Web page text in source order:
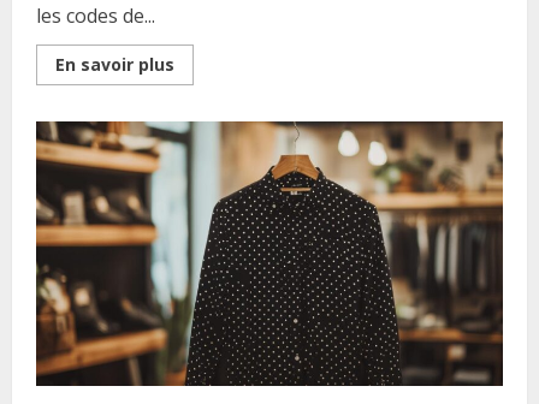
les codes de...
En savoir plus
more
coiffures
hommes
tendances
2018
subliment
chaque
type
visage